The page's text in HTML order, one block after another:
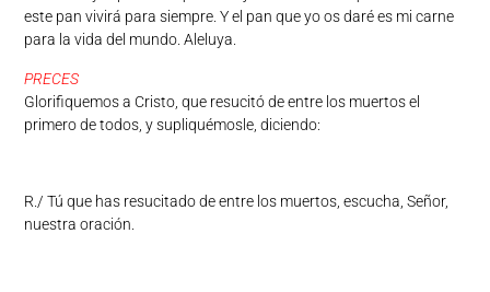
este pan vivirá para siempre. Y el pan que yo os daré es mi carne
para la vida del mundo. Aleluya.
PRECES
Glorifiquemos a Cristo, que resucitó de entre los muertos el
primero de todos, y supliquémosle, diciendo:
R./ Tú que has resucitado de entre los muertos, escucha, Señor,
nuestra oración.